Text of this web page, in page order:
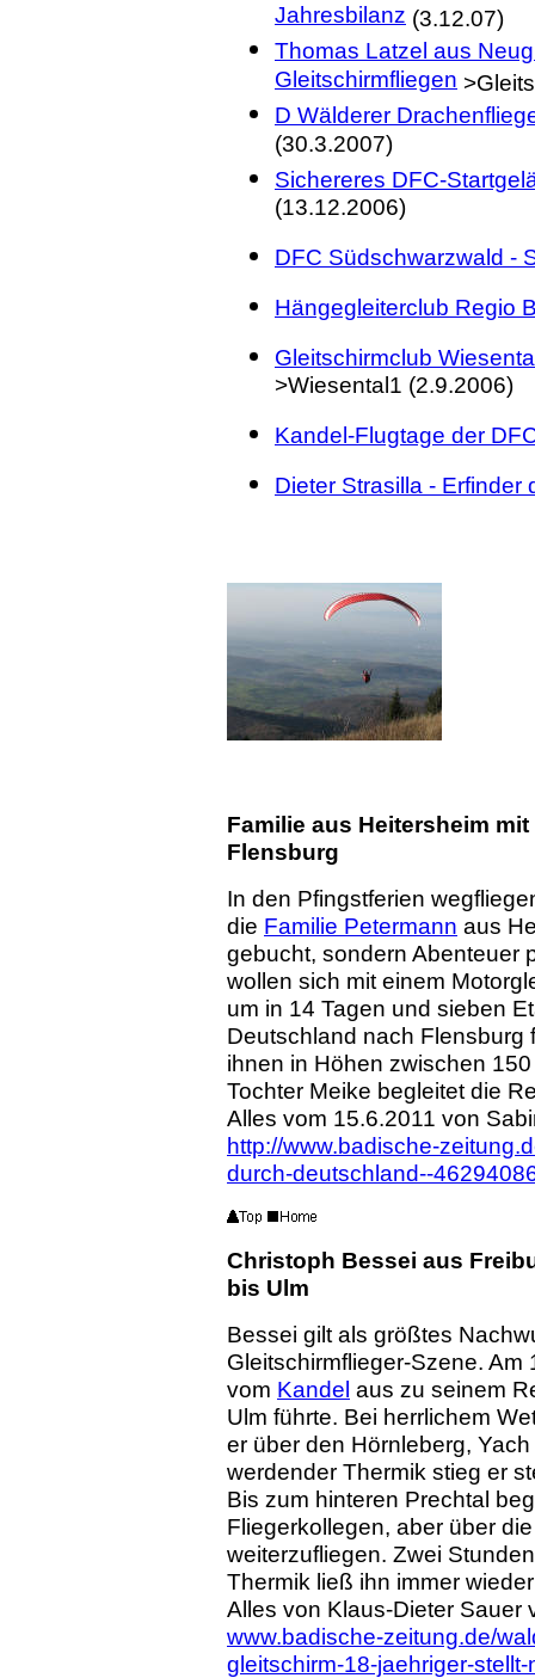
Jahresbilanz (3.12.07)
Thomas Latzel aus
Gleitschirmfliegen
D Wälderer
(30.3.2007)
Sichereres DFC-
(13.12.2006)
DFC Südschwarzwald -
Hängegleiterclub Regio
Gleitschirmclub
>Wiesental1 (2.9.2006)
Kandel-Flugtage der
Dieter Strasilla - Erfinder
Familie aus Heitersheim
Flensburg
In den Pfingstferien
die Familie Petermann aus
gebucht, sondern Abenteuer
wollen sich mit einem
um in 14 Tagen und sieben
Deutschland nach Flensburg
ihnen in Höhen zwischen
Tochter Meike begleitet die
Alles vom 15.6.2011 von
http://www.badische-
durch-deutschland--
Christoph Bessei aus
bis Ulm
Bessei gilt als größtes
Gleitschirmflieger-Szene. Am
vom Kandel aus zu seinem
Ulm führte. Bei herrlichem
er über den Hörnleberg,
werdender Thermik stieg er
Bis zum hinteren Prechtal
Fliegerkollegen, aber über
weiterzufliegen. Zwei
Thermik ließ ihn immer
Alles von Klaus-Dieter Sauer
www.badische-zeitung.de/
gleitschirm-18-jaehriger-